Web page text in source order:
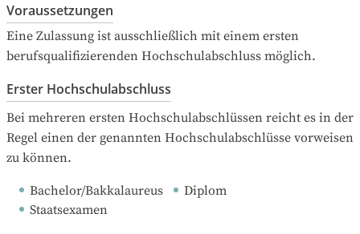
Voraussetzungen
Eine Zulassung ist ausschließlich mit einem ersten
berufsqualifizierenden Hochschulabschluss möglich.
Erster Hochschulabschluss
Bei mehreren ersten Hochschulabschlüssen reicht es in der
Regel einen der genannten Hochschulabschlüsse vorweisen
zu können.
Bachelor/Bakkalaureus
Diplom
Staatsexamen